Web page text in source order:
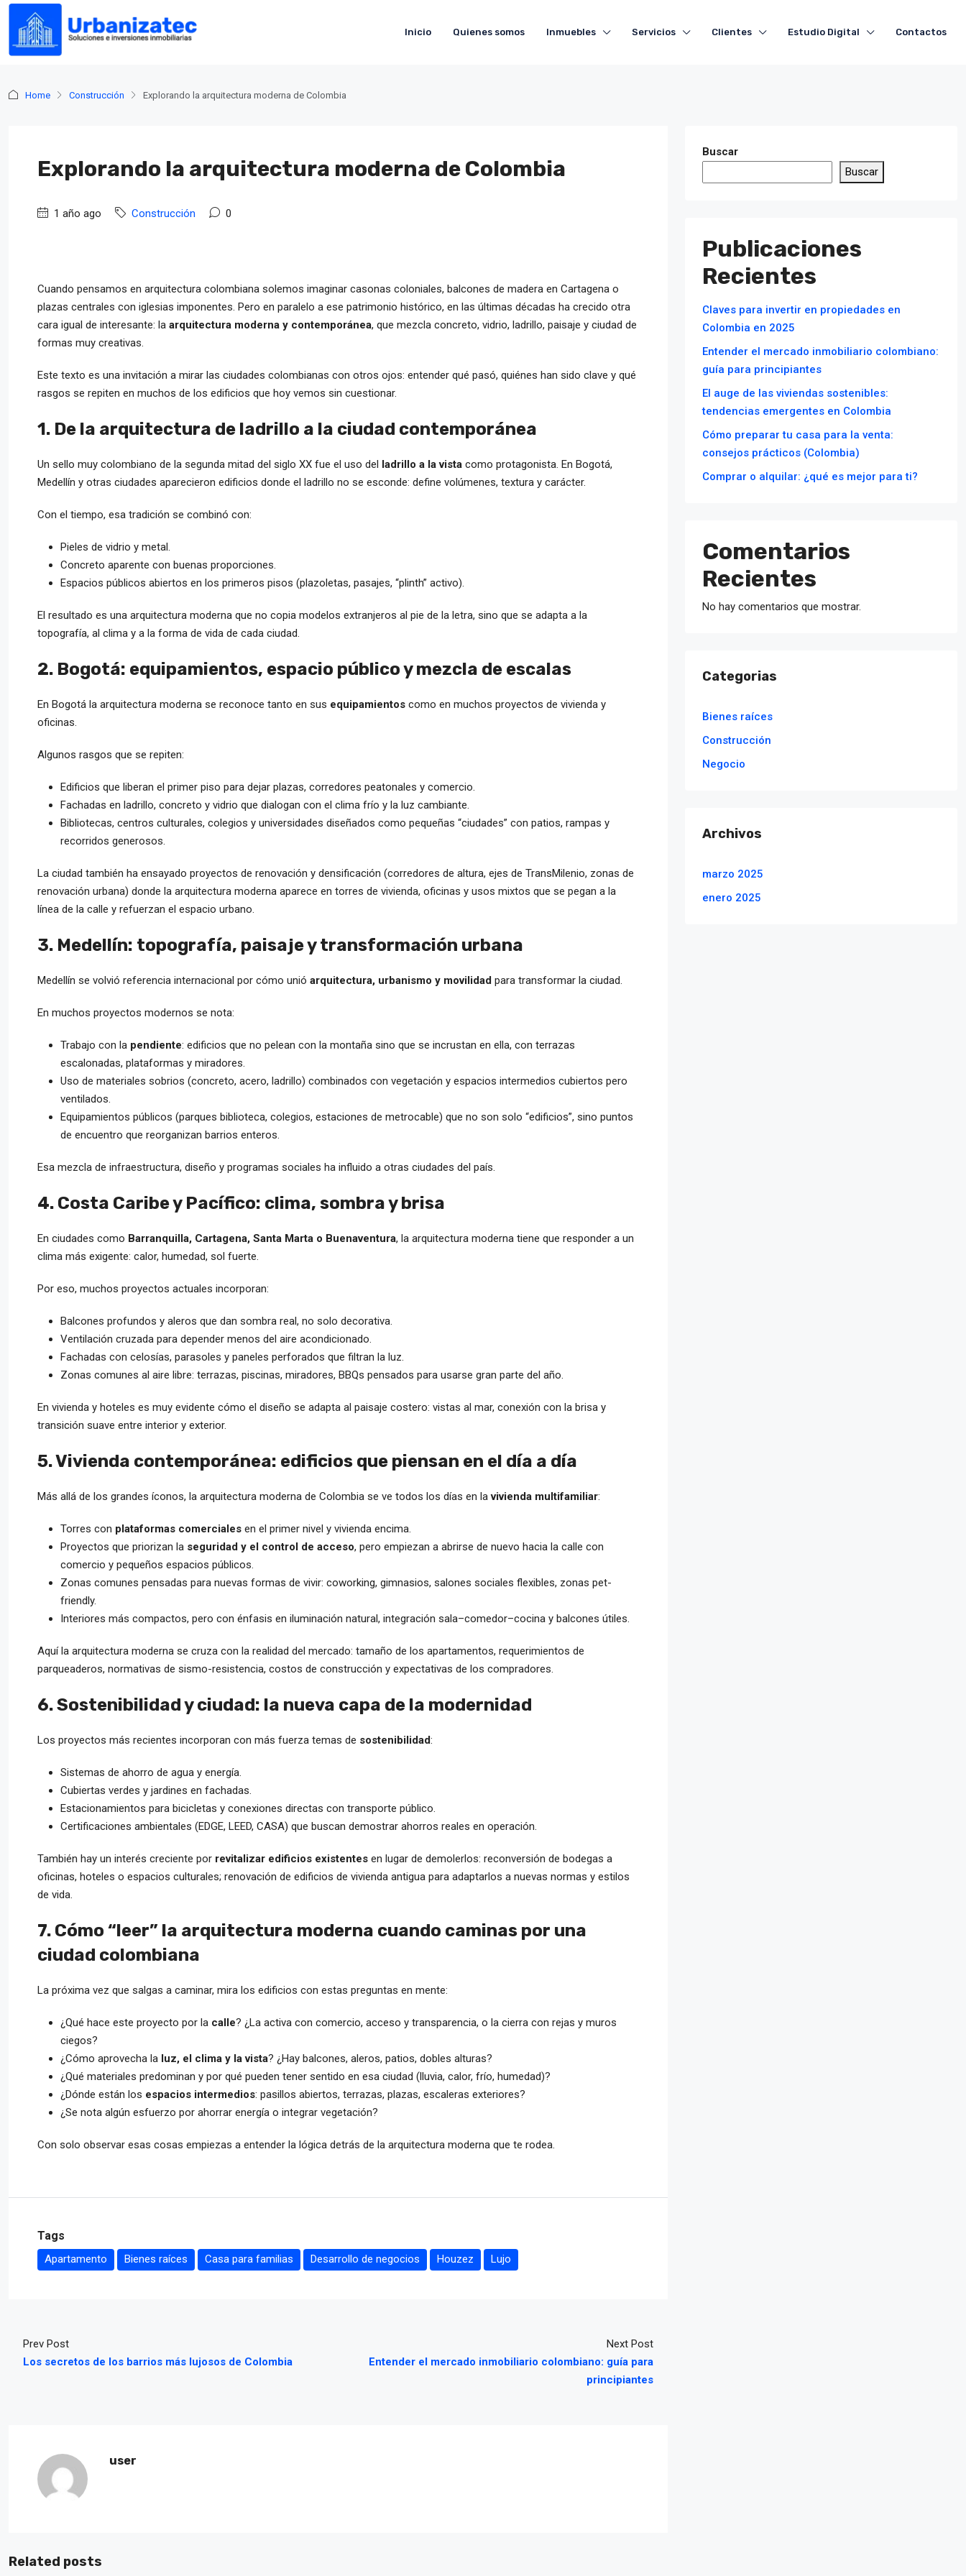
Inicio Quienes somos Inmuebles Servicios Clientes Estudio Digital Contactos
Home Construcción Explorando la arquitectura moderna de Colombia
Explorando la arquitectura moderna de Colombia
1 año ago Construcción 0
Cuando pensamos en arquitectura colombiana solemos imaginar casonas coloniales, balcones de madera en Cartagena o
plazas centrales con iglesias imponentes. Pero en paralelo a ese patrimonio histórico, en las últimas décadas ha crecido otra
cara igual de interesante: la arquitectura moderna y contemporánea, que mezcla concreto, vidrio, ladrillo, paisaje y ciudad de
formas muy creativas.
Este texto es una invitación a mirar las ciudades colombianas con otros ojos: entender qué pasó, quiénes han sido clave y qué
rasgos se repiten en muchos de los edificios que hoy vemos sin cuestionar.
1. De la arquitectura de ladrillo a la ciudad contemporánea
Un sello muy colombiano de la segunda mitad del siglo XX fue el uso del ladrillo a la vista como protagonista. En Bogotá,
Medellín y otras ciudades aparecieron edificios donde el ladrillo no se esconde: define volúmenes, textura y carácter.
Con el tiempo, esa tradición se combinó con:
Pieles de vidrio y metal.
Concreto aparente con buenas proporciones.
Espacios públicos abiertos en los primeros pisos (plazoletas, pasajes, “plinth” activo).
El resultado es una arquitectura moderna que no copia modelos extranjeros al pie de la letra, sino que se adapta a la
topografía, al clima y a la forma de vida de cada ciudad.
2. Bogotá: equipamientos, espacio público y mezcla de escalas
En Bogotá la arquitectura moderna se reconoce tanto en sus equipamientos como en muchos proyectos de vivienda y
oficinas.
Algunos rasgos que se repiten:
Edificios que liberan el primer piso para dejar plazas, corredores peatonales y comercio.
Fachadas en ladrillo, concreto y vidrio que dialogan con el clima frío y la luz cambiante.
Bibliotecas, centros culturales, colegios y universidades diseñados como pequeñas “ciudades” con patios, rampas y
recorridos generosos.
La ciudad también ha ensayado proyectos de renovación y densificación (corredores de altura, ejes de TransMilenio, zonas de
renovación urbana) donde la arquitectura moderna aparece en torres de vivienda, oficinas y usos mixtos que se pegan a la
línea de la calle y refuerzan el espacio urbano.
3. Medellín: topografía, paisaje y transformación urbana
Medellín se volvió referencia internacional por cómo unió arquitectura, urbanismo y movilidad para transformar la ciudad.
En muchos proyectos modernos se nota:
Trabajo con la pendiente: edificios que no pelean con la montaña sino que se incrustan en ella, con terrazas
escalonadas, plataformas y miradores.
Uso de materiales sobrios (concreto, acero, ladrillo) combinados con vegetación y espacios intermedios cubiertos pero
ventilados.
Equipamientos públicos (parques biblioteca, colegios, estaciones de metrocable) que no son solo “edificios”, sino puntos
de encuentro que reorganizan barrios enteros.
Esa mezcla de infraestructura, diseño y programas sociales ha influido a otras ciudades del país.
4. Costa Caribe y Pacífico: clima, sombra y brisa
En ciudades como Barranquilla, Cartagena, Santa Marta o Buenaventura, la arquitectura moderna tiene que responder a un
clima más exigente: calor, humedad, sol fuerte.
Por eso, muchos proyectos actuales incorporan:
Balcones profundos y aleros que dan sombra real, no solo decorativa.
Ventilación cruzada para depender menos del aire acondicionado.
Fachadas con celosías, parasoles y paneles perforados que filtran la luz.
Zonas comunes al aire libre: terrazas, piscinas, miradores, BBQs pensados para usarse gran parte del año.
En vivienda y hoteles es muy evidente cómo el diseño se adapta al paisaje costero: vistas al mar, conexión con la brisa y
transición suave entre interior y exterior.
5. Vivienda contemporánea: edificios que piensan en el día a día
Más allá de los grandes íconos, la arquitectura moderna de Colombia se ve todos los días en lavivienda multifamiliar:
Torres con plataformas comerciales en el primer nivel y vivienda encima.
Proyectos que priorizan la seguridad y el control de acceso, pero empiezan a abrirse de nuevo hacia la calle con
comercio y pequeños espacios públicos.
Zonas comunes pensadas para nuevas formas de vivir: coworking, gimnasios, salones sociales flexibles, zonas pet-
friendly.
Interiores más compactos, pero con énfasis en iluminación natural, integración sala–comedor–cocina y balcones útiles.
Aquí la arquitectura moderna se cruza con la realidad del mercado: tamaño de los apartamentos, requerimientos de
parqueaderos, normativas de sismo-resistencia, costos de construcción y expectativas de los compradores.
6. Sostenibilidad y ciudad: la nueva capa de la modernidad
Los proyectos más recientes incorporan con más fuerza temas de sostenibilidad:
Sistemas de ahorro de agua y energía.
Cubiertas verdes y jardines en fachadas.
Estacionamientos para bicicletas y conexiones directas con transporte público.
Certificaciones ambientales (EDGE, LEED, CASA) que buscan demostrar ahorros reales en operación.
También hay un interés creciente por revitalizar edificios existentes en lugar de demolerlos: reconversión de bodegas a
oficinas, hoteles o espacios culturales; renovación de edificios de vivienda antigua para adaptarlos a nuevas normas y estilos
de vida.
7. Cómo “leer” la arquitectura moderna cuando caminas por una
ciudad colombiana
La próxima vez que salgas a caminar, mira los edificios con estas preguntas en mente:
¿Qué hace este proyecto por la calle? ¿La activa con comercio, acceso y transparencia, o la cierra con rejas y muros
ciegos?
¿Cómo aprovecha la luz, el clima y la vista? ¿Hay balcones, aleros, patios, dobles alturas?
¿Qué materiales predominan y por qué pueden tener sentido en esa ciudad (lluvia, calor, frío, humedad)?
¿Dónde están los espacios intermedios: pasillos abiertos, terrazas, plazas, escaleras exteriores?
¿Se nota algún esfuerzo por ahorrar energía o integrar vegetación?
Con solo observar esas cosas empiezas a entender la lógica detrás de la arquitectura moderna que te rodea.
Tags
Apartamento Bienes raíces Casa para familias Desarrollo de negocios Houzez Lujo
Prev Post
Los secretos de los barrios más lujosos de Colombia
Next Post
Entender el mercado inmobiliario colombiano: guía para
principiantes
user
Related posts
Buscar
Buscar
Publicaciones
Recientes
Claves para invertir en propiedades en
Colombia en 2025
Entender el mercado inmobiliario colombiano:
guía para principiantes
El auge de las viviendas sostenibles:
tendencias emergentes en Colombia
Cómo preparar tu casa para la venta:
consejos prácticos (Colombia)
Comprar o alquilar: ¿qué es mejor para ti?
Comentarios
Recientes
No hay comentarios que mostrar.
Categorias
Bienes raíces
Construcción
Negocio
Archivos
marzo 2025
enero 2025